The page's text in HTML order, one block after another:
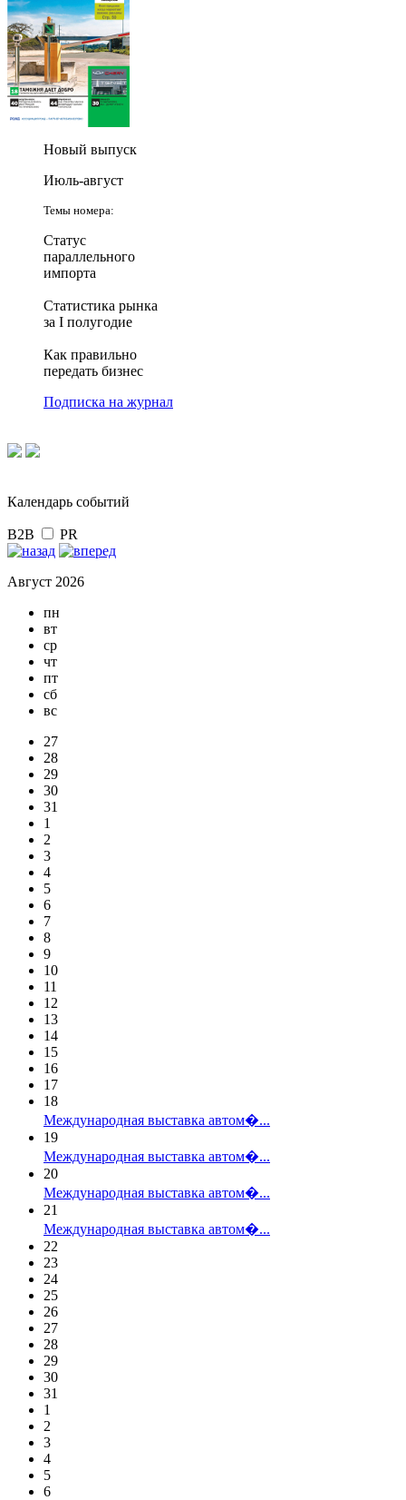
Новый выпуск
Июль-август
Темы номера:
Статус
параллельного
импорта
Статистика рынка
за I полугодие
Как правильно
передать бизнес
Подписка на журнал
Календарь событий
B2B PR
Август 2026
пн
вт
ср
чт
пт
сб
вс
27
28
29
30
31
1
2
3
4
5
6
7
8
9
10
11
12
13
14
15
16
17
18
Международная выставка автом�...
19
Международная выставка автом�...
20
Международная выставка автом�...
21
Международная выставка автом�...
22
23
24
25
26
27
28
29
30
31
1
2
3
4
5
6